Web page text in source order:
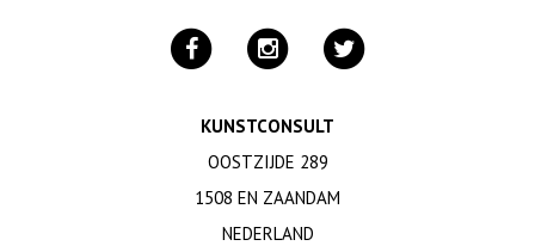
KUNSTCONSULT
OOSTZIJDE 289
1508 EN ZAANDAM
NEDERLAND